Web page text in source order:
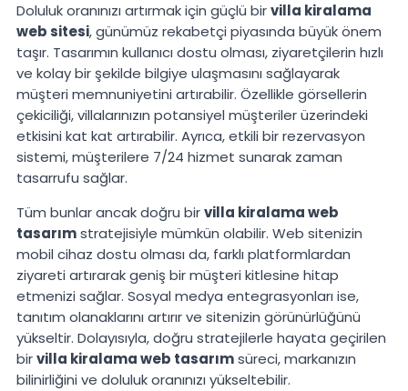
Doluluk oranınızı artırmak için güçlü birvilla kiralama
web sitesi, günümüz rekabetçi piyasında büyük önem
taşır. Tasarımın kullanıcı dostu olması, ziyaretçilerin hızlı
ve kolay bir şekilde bilgiye ulaşmasını sağlayarak
müşteri memnuniyetini artırabilir. Özellikle görsellerin
çekiciliği, villalarınızın potansiyel müşteriler üzerindeki
etkisini kat kat artırabilir. Ayrıca, etkili bir rezervasyon
sistemi, müşterilere 7/24 hizmet sunarak zaman
tasarrufu sağlar.
Tüm bunlar ancak doğru birvilla kiralama web
tasarımstratejisiyle mümkün olabilir. Web sitenizin
mobil cihaz dostu olması da, farklı platformlardan
ziyareti artırarak geniş bir müşteri kitlesine hitap
etmenizi sağlar. Sosyal medya entegrasyonları ise,
tanıtım olanaklarını artırır ve sitenizin görünürlüğünü
yükseltir. Dolayısıyla, doğru stratejilerle hayata geçirilen
birvilla kiralama web tasarımsüreci, markanızın
bilinirliğini ve doluluk oranınızı yükseltebilir.